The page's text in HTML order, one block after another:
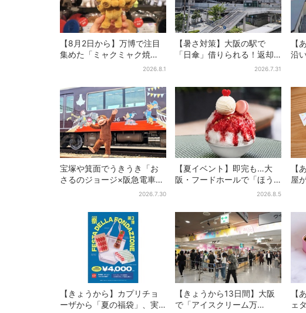
【8月2日から】万博で注目
集めた「ミャクミャク焼
き」初グッズ化！大阪・梅
2026.8.1
【暑さ対策】大阪の駅で
「日傘」借りられる！返却
どこでもOK、熱中症対策に
2026.7.31
【
沿
「
宝塚や箕面でうきうき「お
さるのジョージ×阪急電車」
お披露目！マルーンの制服
2026.7.30
【夏イベント】即完も…大
阪・フードホールで「ほう
せき箱」の“限定かき氷”が復
2026.8.5
【
屋
り
【きょうから】カプリチョ
ーザから「夏の福袋」、実
【きょうから13日間】大阪
で「アイスクリーム万
【
ェ